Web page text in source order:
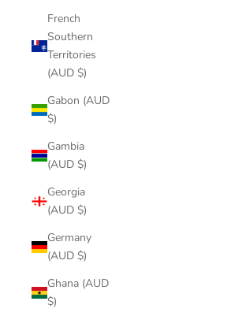
French
Southern
Territories
(AUD $)
Gabon (AUD
$)
Gambia
(AUD $)
Georgia
(AUD $)
Germany
(AUD $)
Ghana (AUD
$)